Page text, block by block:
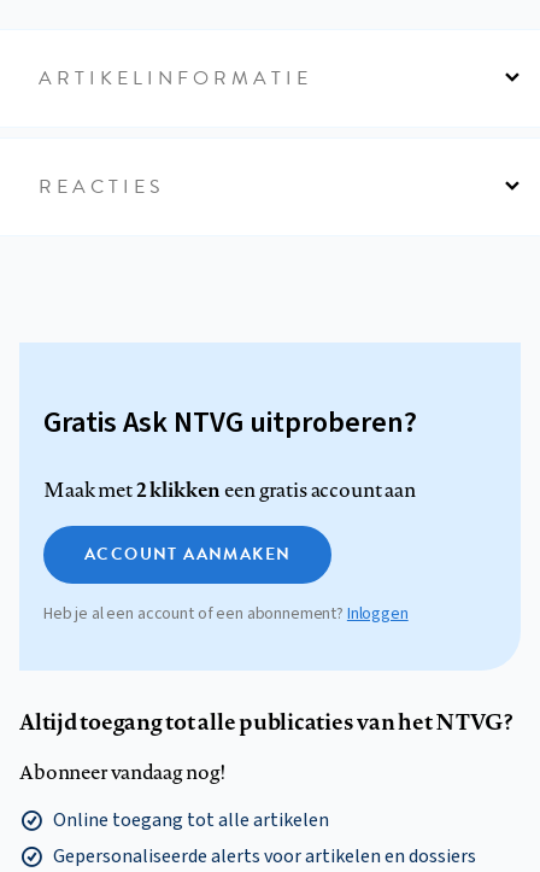
ARTIKELINFORMATIE
REACTIES
Gratis Ask NTVG uitproberen?
Maak met2 klikkeneen gratis account aan
ACCOUNT AANMAKEN
Heb je al een account of een abonnement?Inloggen
Altijd toegang tot alle publicaties van het NTVG?
Abonneer vandaag nog!
Online toegang tot alle artikelen
Gepersonaliseerde alerts voor artikelen en dossiers